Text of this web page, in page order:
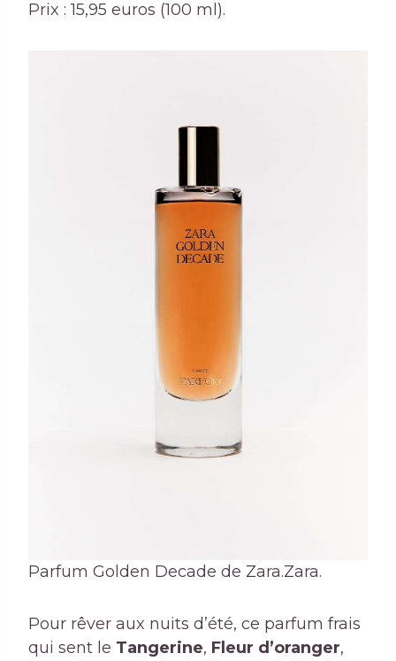
Prix ​​: 15,95 euros (100 ml).
Parfum Golden Decade de Zara.Zara.
Pour rêver aux nuits d’été, ce parfum frais
qui sent le Tangerine, Fleur d’oranger,